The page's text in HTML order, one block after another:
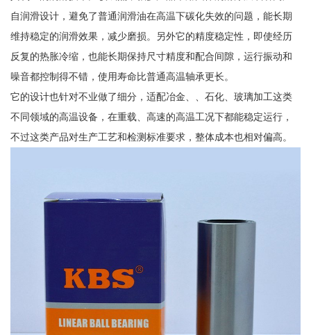
自润滑设计，避免了普通润滑油在高温下碳化失效的问题，能长期
维持稳定的润滑效果，减少磨损。另外它的精度稳定性，即使经历
反复的热胀冷缩，也能长期保持尺寸精度和配合间隙，运行振动和
噪音都控制得不错，使用寿命比普通高温轴承更长。
它的设计也针对不业做了细分，适配冶金、、石化、玻璃加工这类
不同领域的高温设备，在重载、高速的高温工况下都能稳定运行，
不过这类产品对生产工艺和检测标准要求，整体成本也相对偏高。